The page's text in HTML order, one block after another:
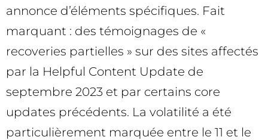
annonce d’éléments spécifiques. Fait
marquant : des témoignages de «
recoveries partielles » sur des sites affectés
par la Helpful Content Update de
septembre 2023 et par certains core
updates précédents. La volatilité a été
particulièrement marquée entre le 11 et le